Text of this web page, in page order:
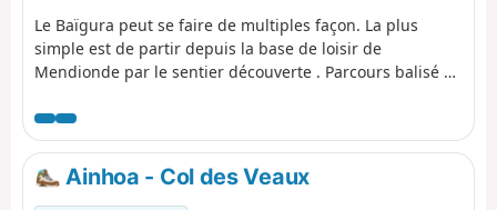
Le Baïgura peut se faire de multiples façon. La plus
simple est de partir depuis la base de loisir de
Mendionde par le sentier découverte . Parcours balisé et
traversée entièrement du massif du Sud au Nord en
partant d'Ossès. Pour cela, il faudra deux voitures. À
mon goût des chemins beaucoup plus variés très peu
pratiqués , nombreux en balcon avec de magnifiques
Ainhoa - Col des Veaux